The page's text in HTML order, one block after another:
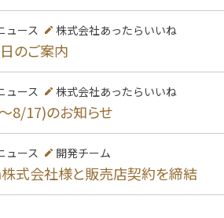
ュース 株式会社あったらいいね
のご案内
ュース 株式会社あったらいいね
8/17)のお知らせ
ュース 開発チーム
式会社様と販売店契約を締結